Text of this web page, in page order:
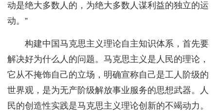
动是绝大多数人的，为绝大多数人谋利益的独立的运
动。”
构建中国马克思主义理论自主知识体系，首先要
解决好为什么人的问题。马克思主义是人民的理论，
它从不掩饰自己的立场，明确宣称自己是工人阶级的
世界观，是为无产阶级解放事业服务的思想武器。人
民的创造性实践是马克思主义理论创新的不竭动力。